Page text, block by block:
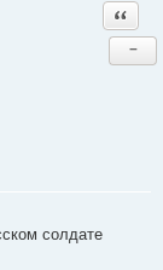
−
солдате